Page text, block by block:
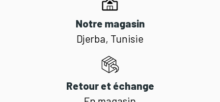
Notre magasin
Djerba, Tunisie
Retour et échange